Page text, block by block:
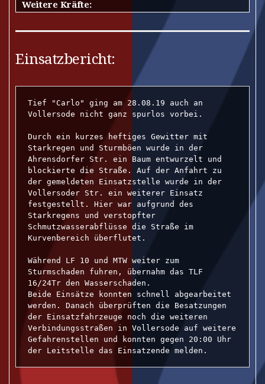
Weitere Kräfte:
Einsatzbericht:
Tief "Carlo" ging am 28.08.19 auch an
Vollersode nicht ganz spurlos vorbei.
Durch ein kurzes heftiges Gewitter mit
Starkregen und Sturmböen wurde in der
Ahrensdorfer Str. ein Baum entwurzelt und
blockierte die Straße. Auf der Anfahrt zu
der gemeldeten Einsatzstelle wurde in der
Vollersoder Str. ein weiterer Einsatz
festgestellt. Hier war aufgrund des
Starkregens und verstopfter
Schmutzwasserabflüsse die Straße im
Kurvenbereich überflutet.
Während LF 10 und MTW weiter zum
Sturmschaden fuhren, übernahm das TLF
16/24Tr den Wasserschaden.
Beide Einsätze konnten schnell abgearbeitet
werden. Danach überprüften die Besatzungen
der Einsatzfahrzeuge noch die weiteren
Verbindungsstraßen in Vollersode auf weitere
Gefahrenstellen und konnten gegen 20:00 Uhr
der Leitstelle das Einsatzende melden.